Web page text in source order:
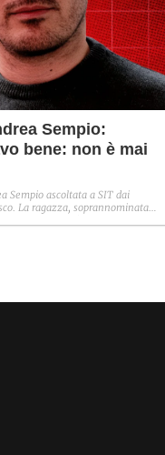
Sempio:
bene: non è mai
Sempio ascoltata a SIT dai
La ragazza, soprannominata